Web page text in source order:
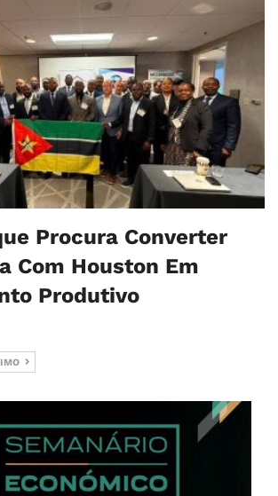
Procura Converter
Com Houston Em
Produtivo